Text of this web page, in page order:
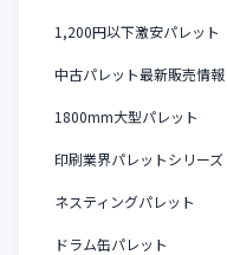
1,200円以下激安パレット
中古パレット最新販売情報
1800mm大型パレット
印刷業界パレットシリーズ
ネスティングパレット
ドラム缶パレット